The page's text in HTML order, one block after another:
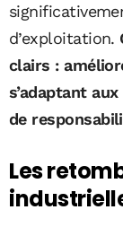
d’exploitation.
clairs :
s’adaptant
de
Les